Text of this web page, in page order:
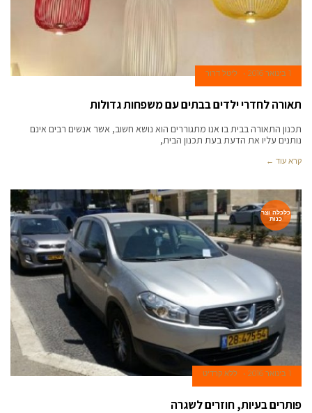
1 בינואר 2016 ליטל דרור
תאורה לחדרי ילדים בבתים עם משפחות גדולות
תכנון התאורה בבית בו אנו מתגוררים הוא נושא חשוב, אשר אנשים רבים אינם
נותנים עליו את הדעת בעת תכנון הבית,
קרא עוד ←
כלכלה וצר
כנות
1 בינואר 2016 ללא קרדיט
פותרים בעיות, חוזרים לשגרה